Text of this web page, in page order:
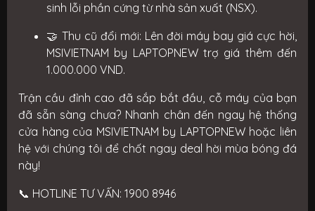
sinh lỗi phần cứng từ nhà sản xuất (NSX).
🤝 Thu cũ đổi mới: Lên đời máy bay giá cực hời,
MSIVIETNAM by LAPTOPNEW trợ giá thêm đến
1.000.000 VND.
Trận cầu đỉnh cao đã sắp bắt đầu, cỗ máy của bạn
đã sẵn sàng chưa? Nhanh chân đến ngay hệ thống
cửa hàng của MSIVIETNAM by LAPTOPNEW hoặc liên
hệ với chúng tôi để chốt ngay deal hời mùa bóng đá
này!
📞 HOTLINE TƯ VẤN: 1900 8946